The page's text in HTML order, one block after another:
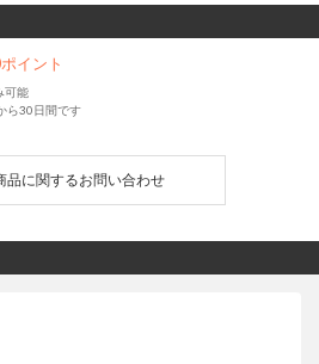
ポイント
可能
ら30日間です
品に関するお問い合わせ